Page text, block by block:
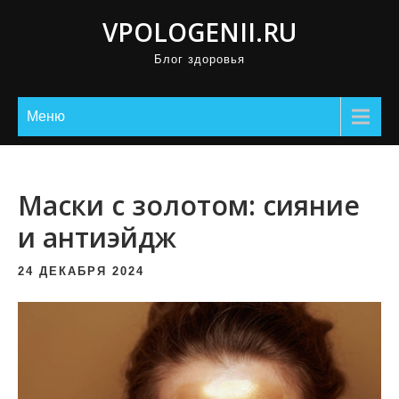
VPOLOGENII.RU
Блог здоровья
Меню
Маски с золотом: сияние
и антиэйдж
24 ДЕКАБРЯ 2024